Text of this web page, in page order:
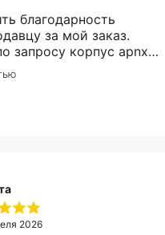
благодарность
за мой заказ.
запросу корпус apnx
в идеале. Ценник
Все
срок.
2026